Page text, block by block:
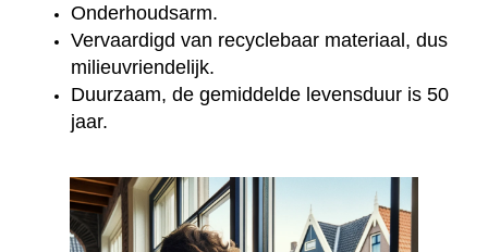
Onderhoudsarm.
Vervaardigd van recyclebaar materiaal, dus
milieuvriendelijk.
Duurzaam, de gemiddelde levensduur is 50
jaar.